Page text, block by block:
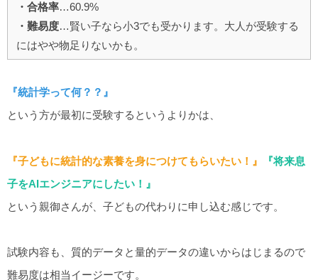
・合格率…60.9%
・難易度…賢い子なら小3でも受かります。大人が受験する
にはやや物足りないかも。
『統計学って何？？』
という方が最初に受験するというよりかは、
『子どもに統計的な素養を身につけてもらいたい！』
『将来息
子をAIエンジニアにしたい！』
という親御さんが、子どもの代わりに申し込む感じです。
試験内容も、質的データと量的データの違いからはじまるので
難易度は相当イージーです。